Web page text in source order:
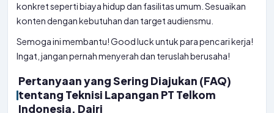
konkret seperti biaya hidup dan fasilitas umum. Sesuaikan
konten dengan kebutuhan dan target audiensmu.
Semoga ini membantu! Good luck untuk para pencari kerja!
Ingat, jangan pernah menyerah dan teruslah berusaha!
Pertanyaan yang Sering Diajukan (FAQ)
tentang Teknisi Lapangan PT Telkom
Indonesia, Dairi